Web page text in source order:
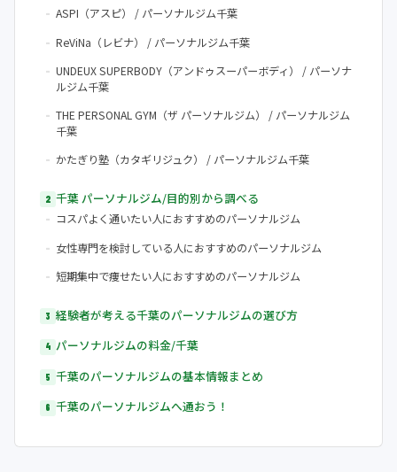
ASPI（アスピ） / パーソナルジム千葉
ReViNa（レビナ） / パーソナルジム千葉
UNDEUX SUPERBODY（アンドゥスーパーボディ） / パーソナ
ルジム千葉
THE PERSONAL GYM（ザ パーソナルジム） / パーソナルジム
千葉
かたぎり塾（カタギリジュク） / パーソナルジム千葉
千葉 パーソナルジム/目的別から調べる
コスパよく通いたい人におすすめのパーソナルジム
女性専門を検討している人におすすめのパーソナルジム
短期集中で痩せたい人におすすめのパーソナルジム
経験者が考える千葉のパーソナルジムの選び方
パーソナルジムの料金/千葉
千葉のパーソナルジムの基本情報まとめ
千葉のパーソナルジムへ通おう！